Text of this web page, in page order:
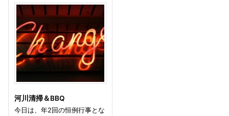
河川清掃＆BBQ
今日は、年2回の恒例行事とな